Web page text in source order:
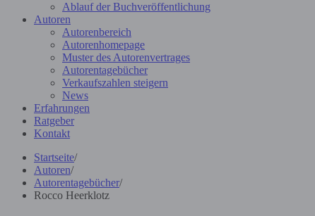
Ablauf der Buchveröffentlichung
Autoren
Autorenbereich
Autorenhomepage
Muster des Autorenvertrages
Autorentagebücher
Verkaufszahlen steigern
News
Erfahrungen
Ratgeber
Kontakt
Startseite/
Autoren/
Autorentagebücher/
Rocco Heerklotz